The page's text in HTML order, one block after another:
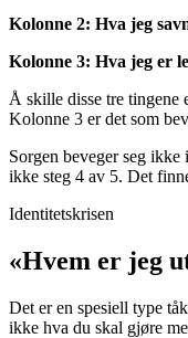
Kolonne 2: Hva jeg
Kolonne 3: Hva jeg er
Å skille disse tre tingene
Kolonne 3 er det som
Sorgen beveger seg
ikke steg 4 av 5. Det
Identitetskrisen
«Hvem er jeg
Det er en spesiell type
ikke hva du skal gjøre